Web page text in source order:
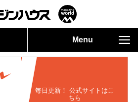
Menu
毎日更新！ 公式サイトはこ
ちら